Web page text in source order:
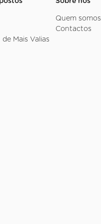
Mais Valias
Quem somos
Contactos